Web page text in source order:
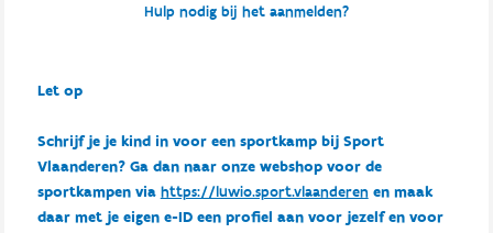
Hulp nodig bij het aanmelden?
Let op
Schrijf je je kind in voor een sportkamp bij Sport
Vlaanderen? Ga dan naar onze webshop voor de
sportkampen via https://luwio.sport.vlaanderenen maak
daar met je eigen e-ID een profiel aan voor jezelf en voor